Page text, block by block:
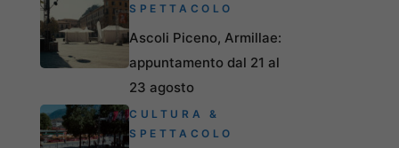
SPETTACOLO
Ascoli Piceno, Armillae:
appuntamento dal 21 al
23 agosto
CULTURA &
SPETTACOLO